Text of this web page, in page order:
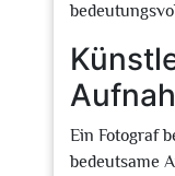
Ein Fotograf
bedeutsame